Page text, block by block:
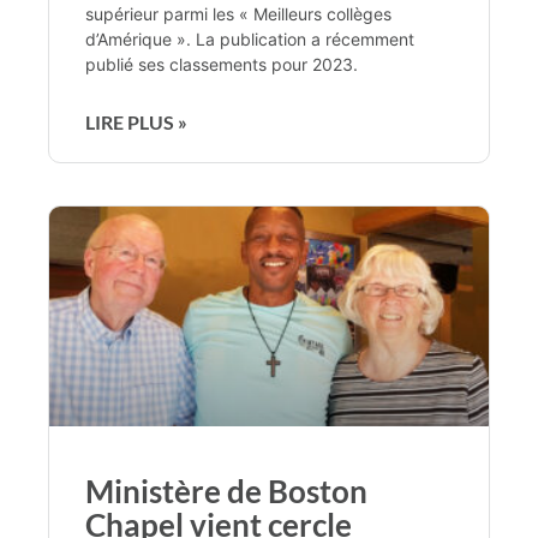
supérieur parmi les « Meilleurs collèges
d’Amérique ». La publication a récemment
publié ses classements pour 2023.
LIRE PLUS »
Ministère de Boston
Chapel vient cercle